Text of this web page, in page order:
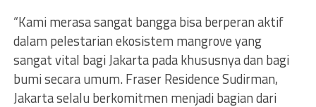
“Kami merasa sangat bangga bisa berperan aktif
dalam pelestarian ekosistem mangrove yang
sangat vital bagi Jakarta pada khususnya dan bagi
bumi secara umum. Fraser Residence Sudirman,
Jakarta selalu berkomitmen menjadi bagian dari